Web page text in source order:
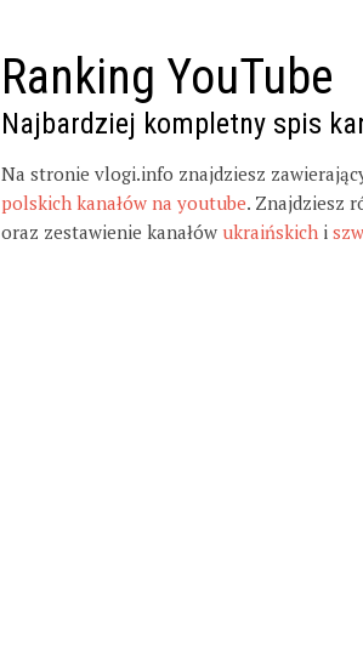
Ranking YouTube
Najbardziej kompletny spis
Na stronie vlogi.info znajdziesz
polskich kanałów na youtube. Znajdziesz
oraz zestawienie kanałów ukraińskich i